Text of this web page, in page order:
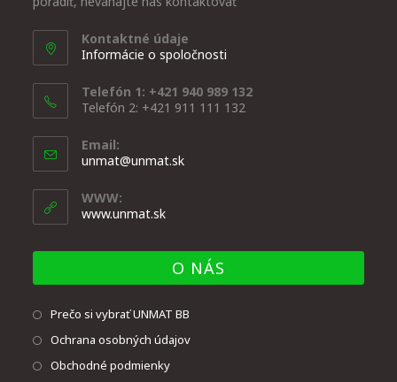
Kontaktné údaje
Informácie o spoločnosti
Telefón 1: +421 940 989 132
Telefón 2: +421 911 111 132
Email:
unmat@unmat.sk
WWW:
www.unmat.sk
O NÁS
Prečo si vybrať UNMAT BB
Ochrana osobných údajov
Obchodné podmienky